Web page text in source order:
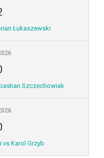
Łukaszewski
Szczechowiak
vs Karol Grzyb